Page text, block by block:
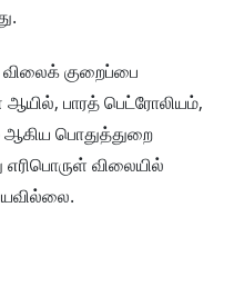
விலைக் குறைப்பை
பாரத் பெட்ரோலியம்,
ஆகிய பொதுத்துறை
விலையில்